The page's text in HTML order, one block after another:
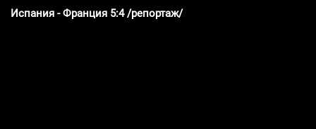
Испания - Франция 5:4 /репортаж/